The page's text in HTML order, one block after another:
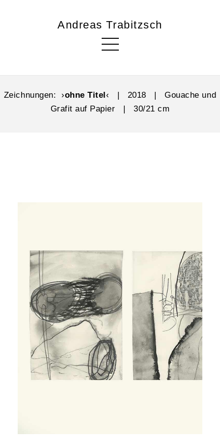
Andreas Trabitzsch
Zeichnungen: ›ohne Titel ‹ | 2018 | Gouache und
Grafit auf Papier | 30/21 cm